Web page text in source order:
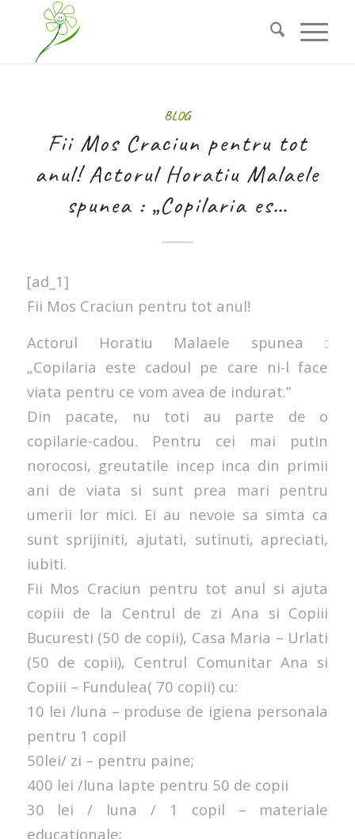
BLOG
Fii Mos Craciun pentru tot
anul! Actorul Horatiu Malaele
spunea : „Copilaria es…
[ad_1]
Fii Mos Craciun pentru tot anul!
Actorul Horatiu Malaele spunea :
„Copilaria este cadoul pe care ni-l face
viata pentru ce vom avea de indurat.”
Din pacate, nu toti au parte de o
copilarie-cadou. Pentru cei mai putin
norocosi, greutatile incep inca din primii
ani de viata si sunt prea mari pentru
umerii lor mici. Ei au nevoie sa simta ca
sunt sprijiniti, ajutati, sutinuti, apreciati,
iubiti.
Fii Mos Craciun pentru tot anul si ajuta
copiii de la Centrul de zi Ana si Copiii
Bucuresti (50 de copii), Casa Maria – Urlati
(50 de copii), Centrul Comunitar Ana si
Copiii – Fundulea( 70 copii) cu:
10 lei /luna – produse de igiena personala
pentru 1 copil
50lei/ zi – pentru paine;
400 lei /luna lapte pentru 50 de copii
30 lei / luna / 1 copil – materiale
educationale;